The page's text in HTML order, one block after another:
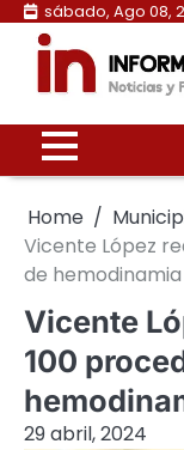
Skip
content
sábado, Ago 08,
Home
Vicente López
de
Vicente
100
29 abril, 2024